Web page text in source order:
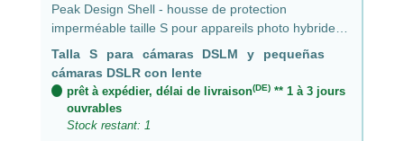
Peak Design Shell - housse de protection
imperméable taille S pour appareils photo hybrides
et petits reflex avec objectif jusqu'à 9 cm
Talla S para cámaras DSLM y pequeñas
cámaras DSLR con lente
prêt à expédier, délai de livraison(DE)** 1 à 3 jours
ouvrables
Stock restant: 1